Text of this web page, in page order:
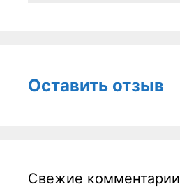
Оставить отзыв
Свежие комментарии